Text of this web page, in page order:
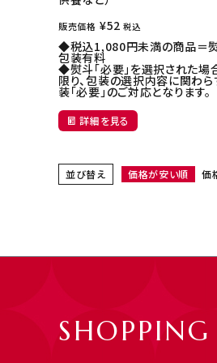
販売価格 ¥52 税込
◆税込1,080円未満の商品＝
包装有料
◆熨斗「必要」を選択された場
限り、包装の選択内容に関わら
装「必要」のご対応となります。
詳細を見る
並び替え 価格が安い順 価